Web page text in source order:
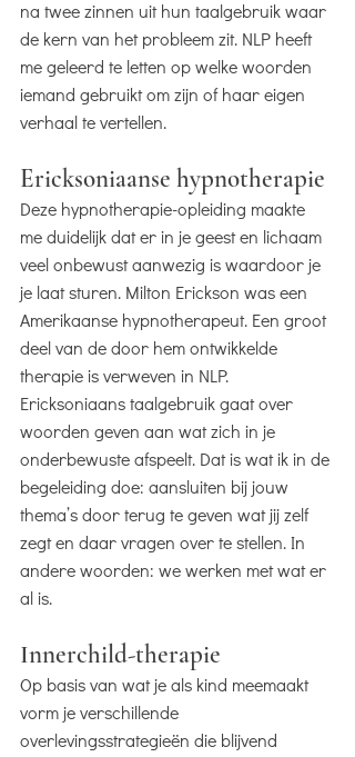
na twee zinnen uit hun taalgebruik waar
de kern van het probleem zit. NLP heeft
me geleerd te letten op welke woorden
iemand gebruikt om zijn of haar eigen
verhaal te vertellen.
Ericksoniaanse hypnotherapie
Deze hypnotherapie-opleiding maakte
me duidelijk dat er in je geest en lichaam
veel onbewust aanwezig is waardoor je
je laat sturen. Milton Erickson was een
Amerikaanse hypnotherapeut. Een groot
deel van de door hem ontwikkelde
therapie is verweven in NLP.
Ericksoniaans taalgebruik gaat over
woorden geven aan wat zich in je
onderbewuste afspeelt. Dat is wat ik in de
begeleiding doe: aansluiten bij jouw
thema’s door terug te geven wat jij zelf
zegt en daar vragen over te stellen. In
andere woorden: we werken met wat er
al is.
Innerchild-therapie
Op basis van wat je als kind meemaakt
vorm je verschillende
overlevingsstrategieën die blijvend